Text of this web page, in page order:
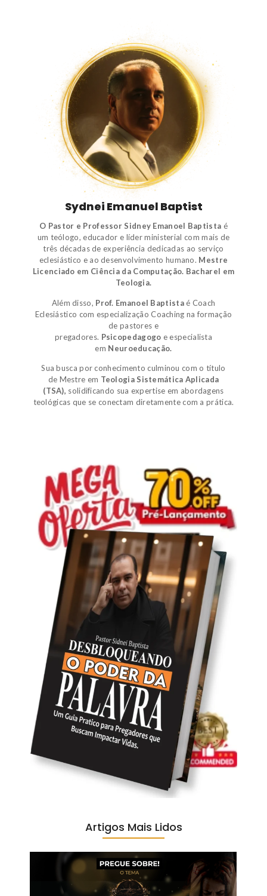
Sydnei Emanuel Baptist
O Pastor e Professor Sidney Emanoel Baptista é
um teólogo, educador e líder ministerial com mais de
três décadas de experiência dedicadas ao serviço
eclesiástico e ao desenvolvimento humano. Mestre
Licenciado em Ciência da Computação. Bacharel em
Teologia.
Além disso, Prof. Emanoel Baptistaé Coach
Eclesiástico com especialização Coaching na formação
de pastores e
pregadores. Psicopedagogo e especialista
em Neuroeducação.
Sua busca por conhecimento culminou com o título
de Mestre em Teologia Sistemática Aplicada
(TSA), solidificando sua expertise em abordagens
teológicas que se conectam diretamente com a prática.
Artigos Mais Lidos